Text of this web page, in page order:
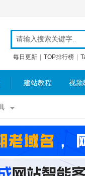
每日更新 TOP排行榜
建站教程 视频